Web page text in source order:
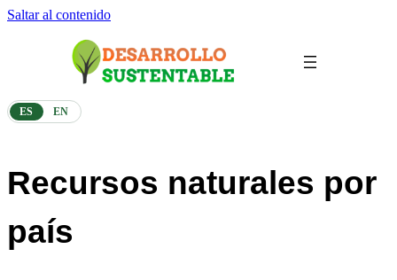
Saltar al contenido
ES EN
Recursos naturales por
país